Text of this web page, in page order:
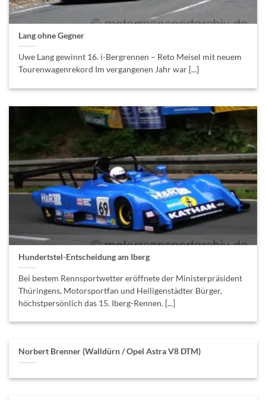
Lang ohne Gegner
Uwe Lang gewinnt 16. i-Bergrennen – Reto Meisel mit neuem
Tourenwagenrekord Im vergangenen Jahr war [...]
Hundertstel-Entscheidung am Iberg
Bei bestem Rennsportwetter eröffnete der Ministerpräsident
Thüringens, Motorsportfan und Heiligenstädter Bürger,
höchstpersönlich das 15. Iberg-Rennen. [...]
Norbert Brenner (Walldürn / Opel Astra V8 DTM)